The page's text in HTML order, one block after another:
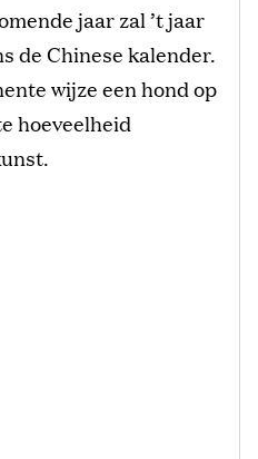
jaar zal ’t jaar
de Chinese kalender.
wijze een hond op
hoeveelheid